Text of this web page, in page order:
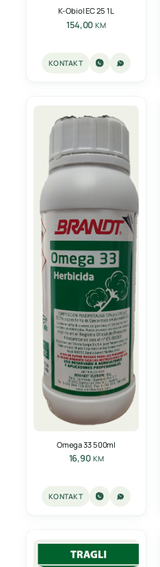
K-Obiol EC 25 1L
154,00KM
KONTAKT
Omega 33 500ml
16,90 KM
KONTAKT